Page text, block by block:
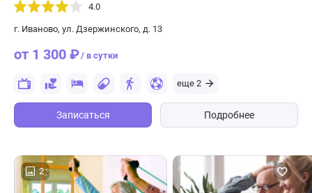
4.0
г. Иваново, ул. Дзержинского, д. 13
от 1 300 ₽/ в сутки
еще 2
Записаться Подробнее
2